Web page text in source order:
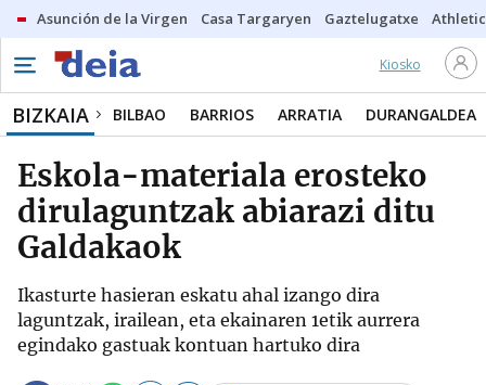
Asunción de la Virgen Casa Targaryen Gaztelugatxe Athletic
Kiosko
BIZKAIA BILBAO BARRIOS ARRATIA DURANGALDEA
Eskola-materiala erosteko
dirulaguntzak abiarazi ditu
Galdakaok
Ikasturte hasieran eskatu ahal izango dira
laguntzak, irailean, eta ekainaren 1etik aurrera
egindako gastuak kontuan hartuko dira